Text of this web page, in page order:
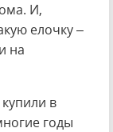
И,
елочку –
на
в
годы